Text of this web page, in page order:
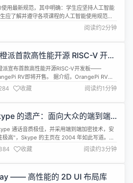
效仿其自研手...
用最新规范，其中明确：学生应坚持人工智能
应了解并遵守各项课程的人工智能使用规范，
相关责任；同时，教师应立足各项教育教学场
对如何规范高校师生AI工具的使用，近半年
出了探索与规定。 2024年11月底发布的《复旦
阅读约2分钟
派首款高性能开源 RISC-V 开发
RV) 即将开售，229
派宣布首款高性能开源RISC-V开发板——
RV即将开售。 据介绍，OrangePi RV搭
V四核处理器昉·惊鸿7110，具备高性能、多
、低功耗等特点，提供强大的GPU处理能力，能
3D图像渲染，提供H.264/H.265视频编解码IP
、千兆以太网、MI...
收藏 阅读约1分钟
的遗产：面向大众的端到端
技术
通话音质极佳，并采用端到端加密技术，安
极高"，Skype 的主页在 2004 年如此写道。
的加密功能在当时具有革命性和突破性的意
20 世纪 90 年代中期，传奇密码学家菲尔-齐默
（Phil Zimmermann）创建了"良好隐
通过端到端加密来保...
收藏 阅读约3分钟
—— 高性能的 2D UI 布局库